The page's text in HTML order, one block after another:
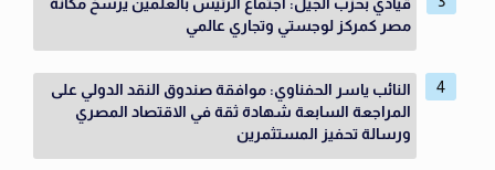
قيادي بحزب الجيل: اجتماع الرئيس بالعلمين يرسخ مكانة
مصر كمركز لوجستي وتجاري عالمي
النائب ياسر الحفناوي: موافقة صندوق النقد الدولي على
المراجعة السابعة شهادة ثقة في الاقتصاد المصري
ورسالة تحفيز المستثمرين